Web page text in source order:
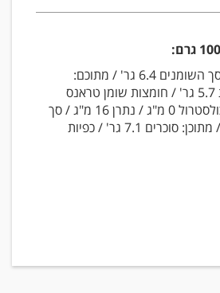
אנרגיה 113 קל' / סך השומנים 6.4 גר' / מתוכם:
חומצות שומן רוויות 5.7 גר' / חומצות שומן טראנס
פחות מ-0.5 גר' / כולסטרול 0 מ"ג / נתרן 16 מ"ג / סך
הפחמימות 12 גר' / מתוכן: סוכרים 7.1 גר' / כפיות